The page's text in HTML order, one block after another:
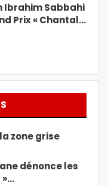
Ibrahim Sabbahi
Prix « Chantal…
zone grise
dénonce les
»…